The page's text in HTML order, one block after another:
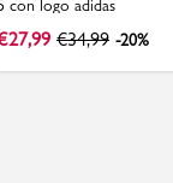
con logo adidas
27,99 €34,99 -20%